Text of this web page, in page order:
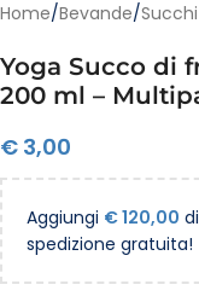
Home/Bevande/
Yoga Succo di
200 ml –
€ 3,00
Aggiungi €120,00
spedizione gratuita!